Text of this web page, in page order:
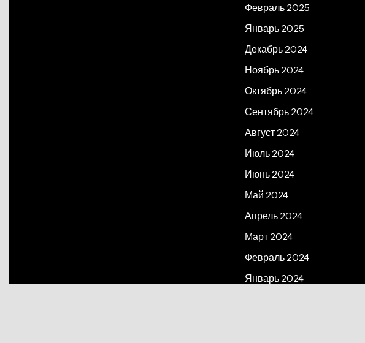
Февраль 2025
Январь 2025
Декабрь 2024
Ноябрь 2024
Октябрь 2024
Сентябрь 2024
Август 2024
Июль 2024
Июнь 2024
Май 2024
Апрель 2024
Март 2024
Февраль 2024
Январь 2024